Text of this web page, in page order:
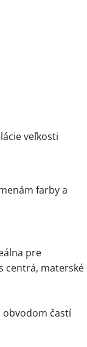
veľkosti
farby a
pre
centrá, materské
obvodom častí